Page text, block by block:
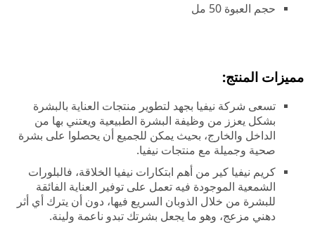
حجم العبوة 50 مل
مميزات المنتج:
تسعى شركة نيفيا بجهد لتطوير منتجات العناية بالبشرة
بشكل يعزز من وظيفة البشرة الطبيعية ويعتني بها من
الداخل والخارج، بحيث يمكن للجميع أن يحصلوا على بشرة
صحية وجميلة مع منتجات نيفيا.
كريم نيفيا كير من أهم ابتكارات نيفيا الخلاقة، فالبلورات
الشمعية الموجودة فيه تعمل على توفير العناية الفائقة
للبشرة من خلال الذوبان السريع فيها، دون أن يترك أي أثر
دهني مزعج، وهو ما يجعل بشرتك تبدو ناعمة ولينة.